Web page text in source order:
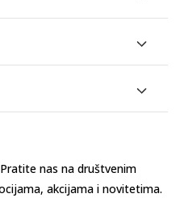
nas na društvenim
akcijama i novitetima.